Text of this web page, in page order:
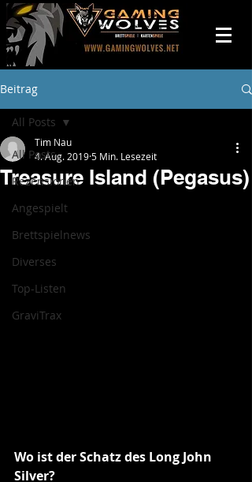
Beitrag
All Posts
Rezensionen
Angespielt
Brettspielnews
Diverses
Top-Listen
GraviTrax
All Posts
Treasure Island (Pegasus)
Tim Nau
4. Aug. 20195 Min. Lesezeit
Wo ist der Schatz des Long John
Silver?